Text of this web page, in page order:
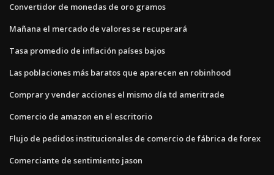
Convertidor de monedas de oro gramos
Mañana el mercado de valores se recuperará
Tasa promedio de inflación países bajos
Las poblaciones más baratos que aparecen en robinhood
Comprar y vender acciones el mismo día td ameritrade
Comercio de amazon en el escritorio
Flujo de pedidos institucionales de comercio de fábrica de forex
Comerciante de sentimiento jason